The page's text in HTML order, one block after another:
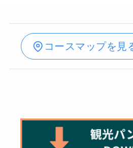
コースマップを見